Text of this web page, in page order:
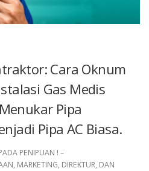
Cara Oknum
Gas Medis
Pipa
Pipa AC Biasa.
PENIPUAN ! –
MARKETING, DIREKTUR, DAN